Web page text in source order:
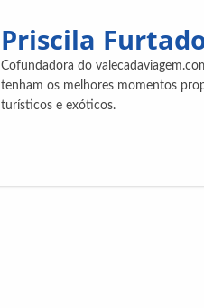
Priscila
Cofundadora do
tenham os melhores momentos
turísticos e exóticos.